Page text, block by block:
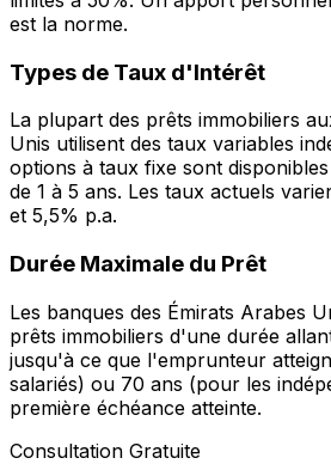
est la norme.
Types de Taux d'Intérêt
La plupart des prêts immobiliers
Unis utilisent des taux variables
options à taux fixe sont
de 1 à 5 ans. Les taux actuels
et 5,5% p.a.
Durée Maximale du Prêt
Les banques des Émirats Arabes
prêts immobiliers d'une durée
jusqu'à ce que l'emprunteur
salariés) ou 70 ans (pour les
première échéance atteinte.
Consultation Gratuite